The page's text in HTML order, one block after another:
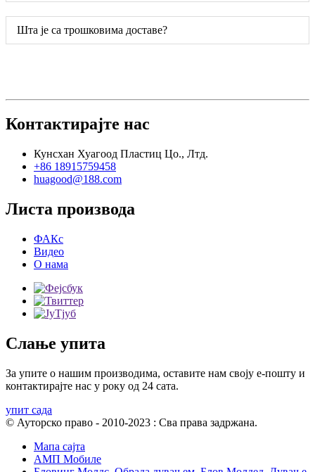
Шта је са трошковима доставе?
Контактирајте нас
Кунсхан Хуагоод Пластиц Цо., Лтд.
+86 18915759458
huagood@188.com
Листа производа
ФАКс
Видео
О нама
Слање упита
За упите о нашим производима, оставите нам своју е-пошту и
контактирајте нас у року од 24 сата.
упит сада
© Ауторско право - 2010-2023 : Сва права задржана.
Мапа сајта
АМП Мобиле